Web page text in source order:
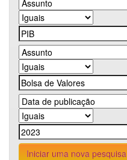
Iniciar uma nova pesquisa